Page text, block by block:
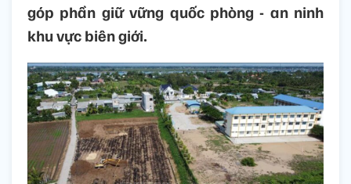
góp phần giữ vững quốc phòng - an ninh
khu vực biên giới.